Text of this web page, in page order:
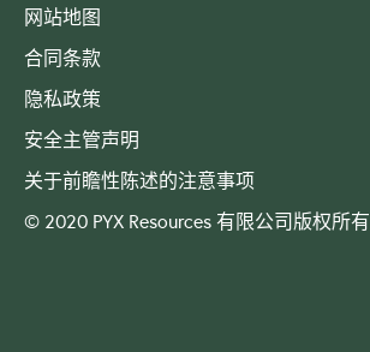
网站地图
合同条款
隐私政策
安全主管声明
关于前瞻性陈述的注意事项
© 2020 PYX Resources 有限公司版权所有